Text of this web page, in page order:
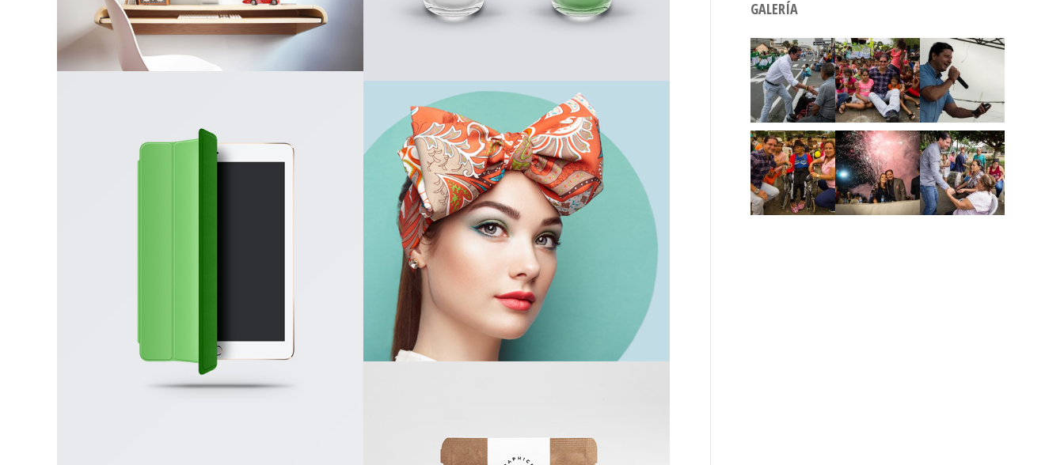
COLORS IN A GIRL
GALERÍA